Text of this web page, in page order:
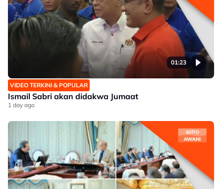
01:23
VIDEO TERKINI & POPULAR
Ismail Sabri akan didakwa Jumaat
1 day ago